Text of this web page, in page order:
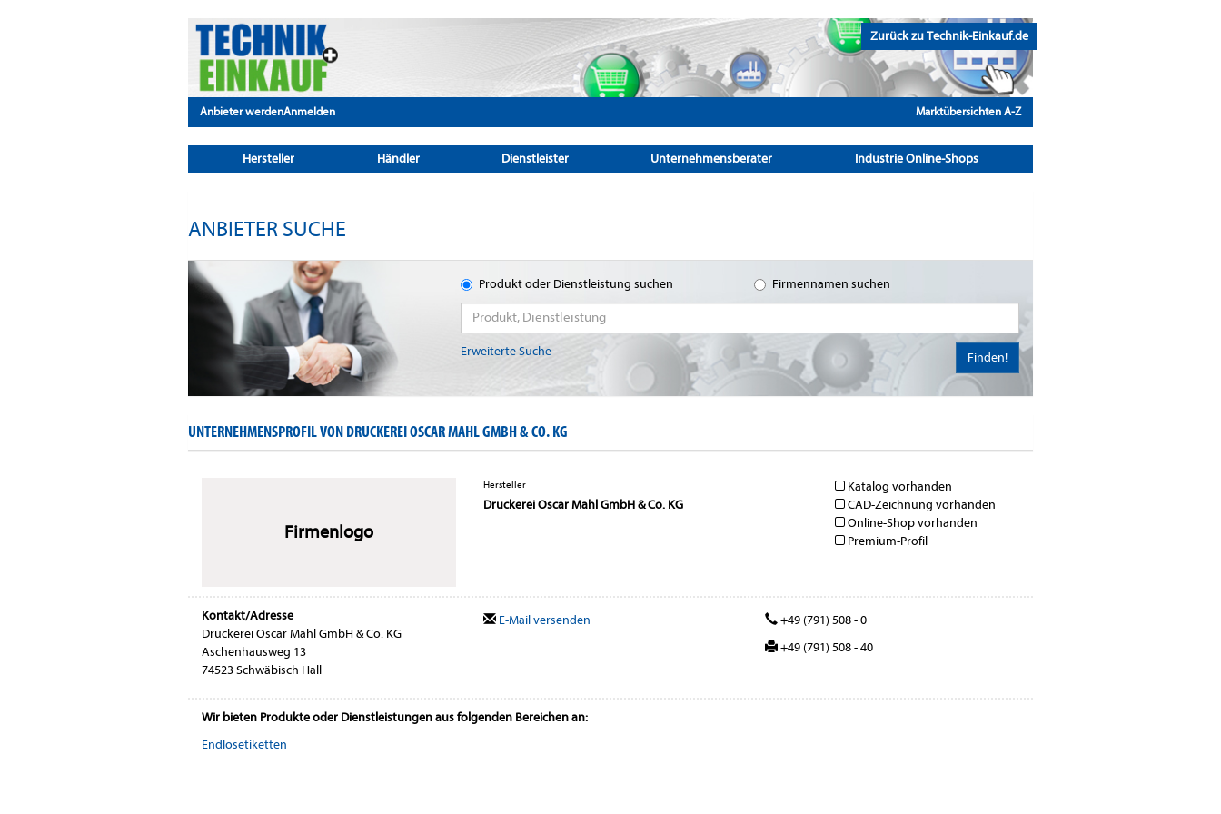
Zurück zu Technik-Einkauf.de
Anbieter werdenAnmelden Marktübersichten A-Z
Hersteller Händler Dienstleister Unternehmensberater Industrie Online-Shops
ANBIETER SUCHE
Produkt oder Dienstleistung suchen Firmennamen suchen
Erweiterte Suche Finden!
UNTERNEHMENSPROFIL VON DRUCKEREI OSCAR MAHL GMBH & CO. KG
Firmenlogo
Hersteller
Druckerei Oscar Mahl GmbH & Co. KG
Katalog vorhanden
CAD-Zeichnung vorhanden
Online-Shop vorhanden
Premium-Profil
Kontakt/Adresse
Druckerei Oscar Mahl GmbH & Co. KG
Aschenhausweg 13
74523 Schwäbisch Hall
E-Mail versenden
+49 (791) 508 - 0
+49 (791) 508 - 40
Wir bieten Produkte oder Dienstleistungen aus folgenden Bereichen an:
Endlosetiketten